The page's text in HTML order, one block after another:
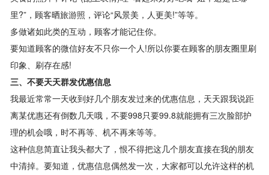
里?”，顾客晒旅游照，评论“风景美，人更美!”等等。
多做诸如此类的互动，顾客才能记住你。
要知道顾客的微信好友不只你一个人!所以你要在顾客的朋友圈里刷
印象、刷存在感!
三、不要天天群发优惠信息
我最近常常一天收到好几个朋友发过来的优惠信息，天天跟我说距
离某优惠还有倒数几天哦，不要998只要99.8就能拥有三次脸部护
理的机会哦，时不再等、机不再来等等。
这种信息简直让我头都大了，恨不得把这几个朋友直接在我的朋友
中清掉。要知道，优惠信息偶然发一次，大家都可以允许这样的机